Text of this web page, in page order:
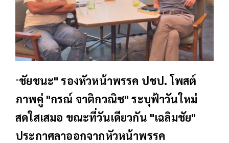
"ชัยชนะ" รองหัวหน้าพรรค ปชป. โพสต์
ภาพคู่ "กรณ์ จาติกวณิช" ระบุฟ้าวันใหม่
สดใสเสมอ ขณะที่วันเดียวกัน "เฉลิมชัย"
ประกาศลาออกจากหัวหน้าพรรค